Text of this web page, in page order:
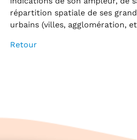
répartition spatiale de ses
urbains (villes, agglomération,
Retour